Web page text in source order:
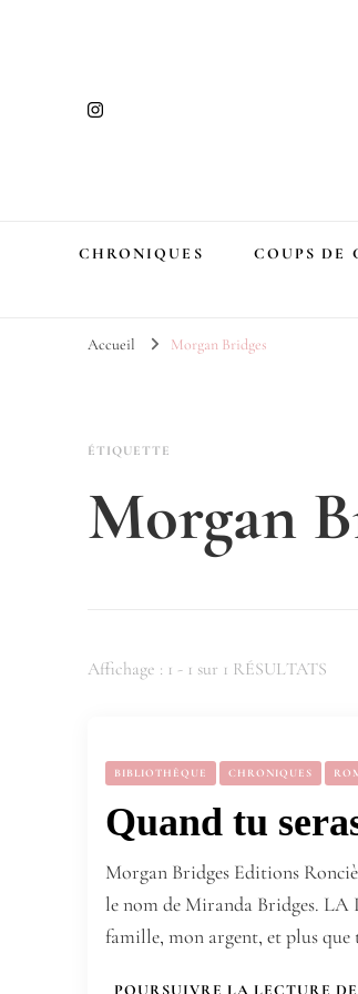
CHRONIQUES COUPS DE
Accueil Morgan Bridges
ÉTIQUETTE
Morgan
Affichage : 1 - 1 sur 1 RÉSULTATS
BIBLIOTHÈQUE CHRONIQUES
Quand tu
Morgan Bridges Editions
le nom de Miranda Bridges. LA
famille, mon argent, et plus
POURSUIVRE LA LECTURE